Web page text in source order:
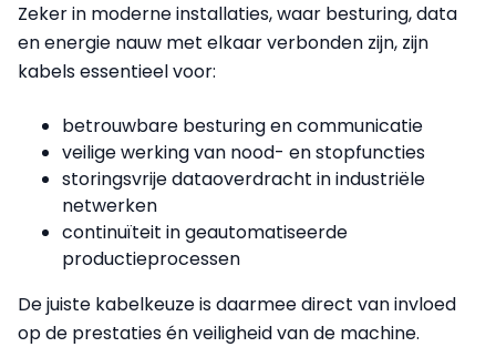
Zeker in moderne installaties, waar besturing, data
en energie nauw met elkaar verbonden zijn, zijn
kabels essentieel voor:
betrouwbare besturing en communicatie
veilige werking van nood- en stopfuncties
storingsvrije dataoverdracht in industriële
netwerken
continuïteit in geautomatiseerde
productieprocessen
De juiste kabelkeuze is daarmee direct van invloed
op de prestaties én veiligheid van de machine.